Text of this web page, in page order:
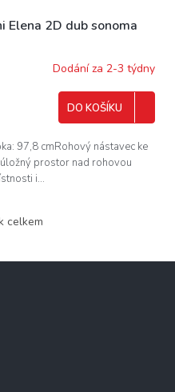
Elena 2D dub sonoma
Dodání za 2-3 týdny
DO KOŠÍKU
97,8 cmRohový nástavec ke
prostor nad rohovou
i...
celkem